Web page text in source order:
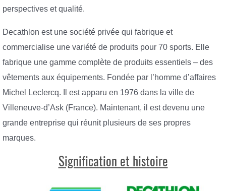
perspectives et qualité.
Decathlon est une société privée qui fabrique et
commercialise une variété de produits pour 70 sports. Elle
fabrique une gamme complète de produits essentiels – des
vêtements aux équipements. Fondée par l’homme d’affaires
Michel Leclercq. Il est apparu en 1976 dans la ville de
Villeneuve-d’Ask (France). Maintenant, il est devenu une
grande entreprise qui réunit plusieurs de ses propres
marques.
Signification et histoire